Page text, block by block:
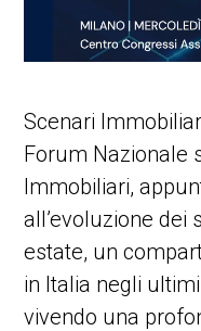
Scenari
Forum Nazionale
Immobiliari,
all’evoluzione dei
estate, un
in Italia negli
vivendo una